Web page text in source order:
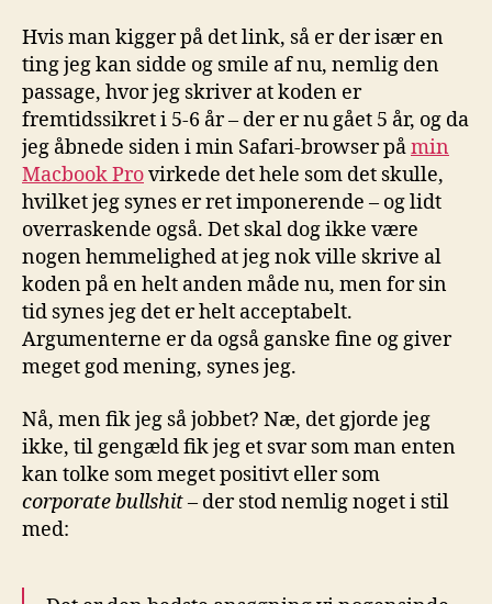
Hvis man kigger på det link, så er der især en
ting jeg kan sidde og smile af nu, nemlig den
passage, hvor jeg skriver at koden er
fremtidssikret i 5-6 år – der er nu gået 5 år, og da
jeg åbnede siden i min Safari-browser påmin
Macbook Provirkede det hele som det skulle,
hvilket jeg synes er ret imponerende – og lidt
overraskende også. Det skal dog ikke være
nogen hemmelighed at jeg nok ville skrive al
koden på en helt anden måde nu, men for sin
tid synes jeg det er helt acceptabelt.
Argumenterne er da også ganske fine og giver
meget god mening, synes jeg.
Nå, men fik jeg så jobbet? Næ, det gjorde jeg
ikke, til gengæld fik jeg et svar som man enten
kan tolke som meget positivt eller som
corporate bullshit– der stod nemlig noget i stil
med: